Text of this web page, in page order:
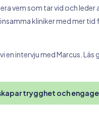
vem som tar vid och leder
kliniker med mer tid
en intervju med Marcus. Läs
trygghet och